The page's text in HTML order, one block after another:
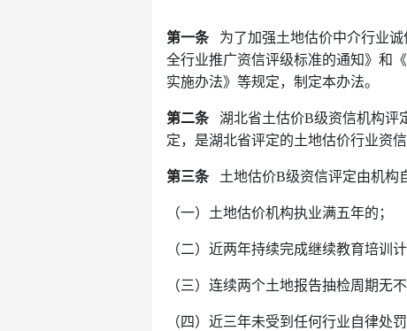
第一条为了加强土地估价中介行业诚
全行业推广资信评级标准的通知》和
实施办法》等规定，制定本办法。
第二条湖北省土估价B级资信机构评
定，是湖北省评定的土地估价行业资信
第三条土地估价B级资信评定由机构
（一）土地估价机构执业满五年的；
（二）近两年持续完成继续教育培训计
（三）连续两个土地报告抽检周期无
（四）近三年未受到任何行业自律处罚